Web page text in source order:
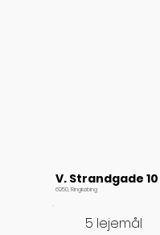
V. Strandgade 10
6950, Ringkøbing
5 lejemål